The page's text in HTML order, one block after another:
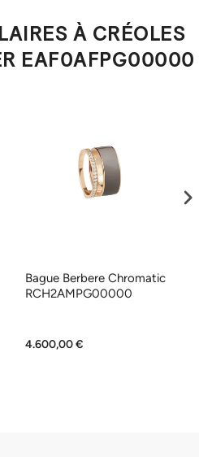
À CRÉOLES
EAF0AFPG00000
Bague Berbere Chromatic
RCH2AMPG00000
4.600,00 €